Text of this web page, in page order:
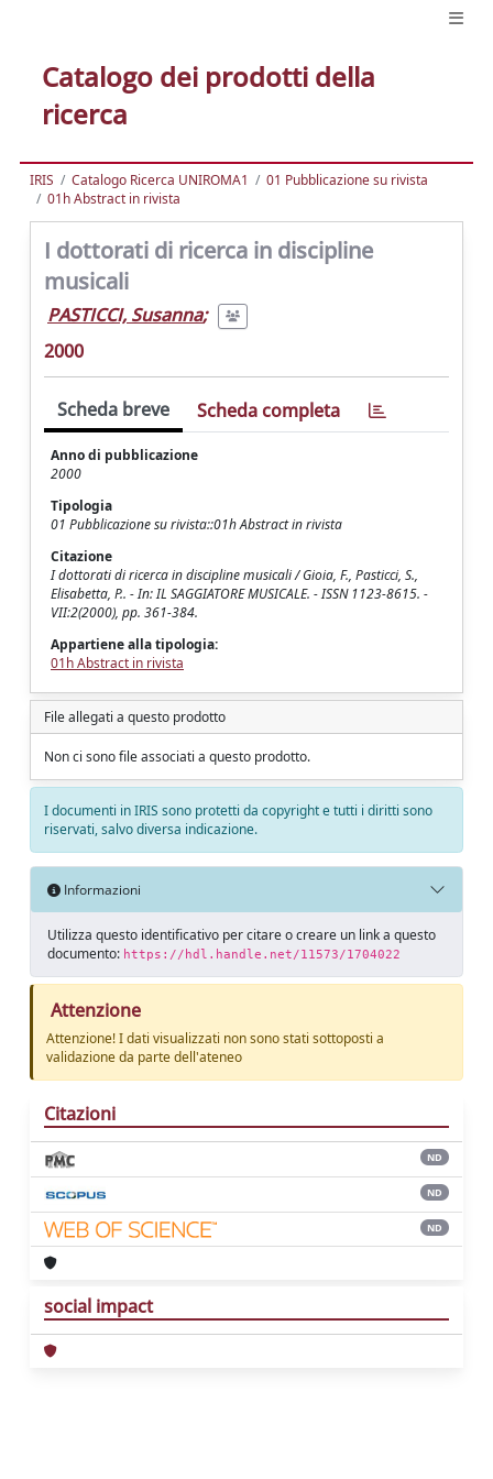
Catalogo dei prodotti della
ricerca
IRIS Catalogo Ricerca UNIROMA1
01 Pubblicazione su rivista
01h Abstract in rivista
I dottorati di ricerca in discipline
musicali
PASTICCI, Susanna;
2000
Scheda breve Scheda completa
Anno di pubblicazione
2000
Tipologia
01 Pubblicazione su rivista::01h Abstract in rivista
Citazione
I dottorati di ricerca in discipline musicali / Gioia, F., Pasticci, S.,
Elisabetta, P.. - In: IL SAGGIATORE MUSICALE. - ISSN 1123-8615. -
VII:2(2000), pp. 361-384.
Appartiene alla tipologia:
01h Abstract in rivista
File allegati a questo prodotto
Non ci sono file associati a questo prodotto.
I documenti in IRIS sono protetti da copyright e tutti i diritti sono
riservati, salvo diversa indicazione.
Informazioni
Utilizza questo identificativo per citare o creare un link a questo
documento: https://hdl.handle.net/11573/1704022
Attenzione
Attenzione! I dati visualizzati non sono stati sottoposti a
validazione da parte dell'ateneo
Citazioni
ND
ND
ND
social impact